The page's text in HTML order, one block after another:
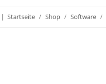
Startseite Shop Software